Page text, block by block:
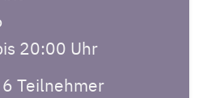
20:00 Uhr
Teilnehmer